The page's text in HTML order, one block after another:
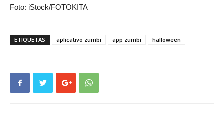
Foto: iStock/FOTOKITA
ETIQUETAS aplicativo zumbi app zumbi halloween